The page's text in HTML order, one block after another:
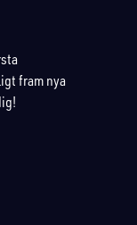
fram nya